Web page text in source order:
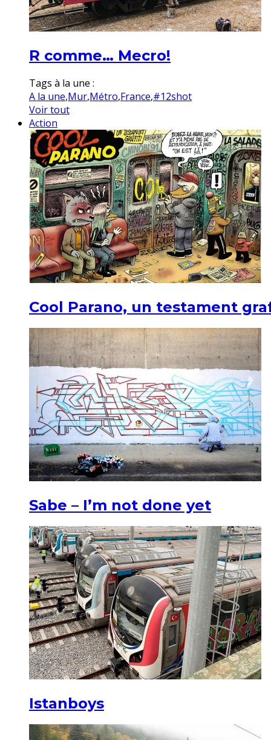
R comme… Mecro!
Tags à la une :
A la une,Mur,Métro,France,#12shot
Voir tout
Action
Cool Parano, un testament
Sabe – I’m not done yet
Istanboys